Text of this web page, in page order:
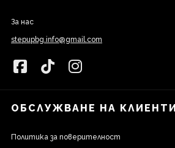
За нас
stepupbg.info@gmail.com
ОБСЛУЖВАНЕ НА КЛИЕНТИ
Политика за поверителност